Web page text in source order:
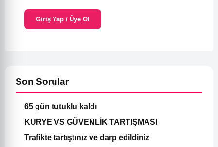
Giriş Yap / Üye Ol
Son Sorular
65 gün tutuklu kaldı
KURYE VS GÜVENLİK TARTIŞMASI
Trafikte tartıştınız ve darp edildiniz